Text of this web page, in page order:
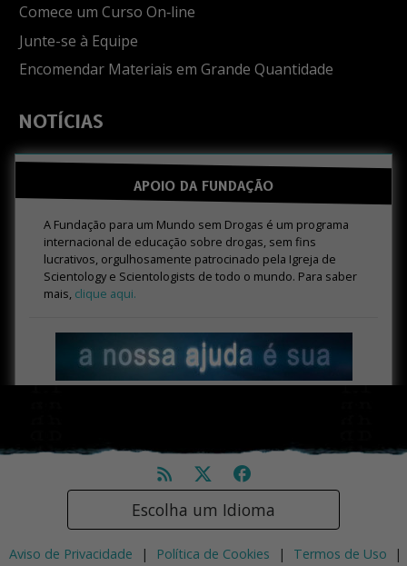
Comece um Curso On‑line
Junte-se à Equipe
Encomendar Materiais em Grande Quantidade
NOTÍCIAS
APOIO DA FUNDAÇÃO
A Fundação para um Mundo sem Drogas é um programa
internacional de educação sobre drogas, sem fins
lucrativos, orgulhosamente patrocinado pela Igreja de
Scientology e Scientologists de todo o mundo. Para saber
mais, clique aqui.
Escolha um Idioma
Aviso de Privacidade | Política de Cookies | Termos de Uso
|